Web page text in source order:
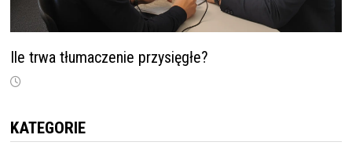
Ile trwa tłumaczenie przysięgłe?
KATEGORIE